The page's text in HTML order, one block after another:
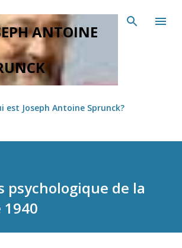
au contenu principal
ANTOINE
est Joseph Antoine Sprunck?
psychologique de la